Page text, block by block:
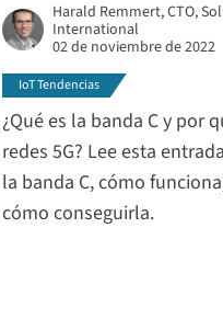
Harald Remmert, CTO,
International
02 de noviembre de 2022
IoT Tendencias
¿Qué es la banda C y por
redes 5G? Lee esta
la banda C, cómo
cómo conseguirla.